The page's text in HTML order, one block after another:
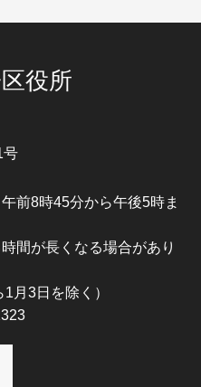
役所
号
前8時45分から午後5時ま
間が長くなる場合があり
月3日を除く）